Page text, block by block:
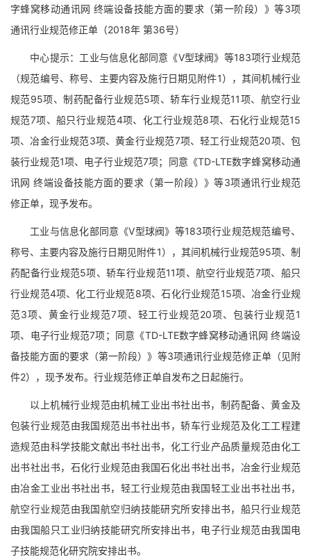
字蜂窝移动通讯网 终端设备技能方面的要求（第一阶段）》等3项
通讯行业规范修正单（2018年 第36号）
中心提示：工业与信息化部同意《V型球阀》等183项行业规范
（规范编号、称号、主要内容及施行日期见附件1），其间机械行业
规范95项、制药配备行业规范5项、轿车行业规范11项、航空行业
规范7项、船只行业规范4项、化工行业规范8项、石化行业规范15
项、冶金行业规范3项、黄金行业规范7项、轻工行业规范20项、包
装行业规范1项、电子行业规范7项；同意《TD-LTE数字蜂窝移动通
讯网 终端设备技能方面的要求（第一阶段）》等3项通讯行业规范
修正单，现予发布。
工业与信息化部同意《V型球阀》等183项行业规范规范编号、
称号、主要内容及施行日期见附件1），其间机械行业规范95项、制
药配备行业规范5项、轿车行业规范11项、航空行业规范7项、船只
行业规范4项、化工行业规范8项、石化行业规范15项、冶金行业规
范3项、黄金行业规范7项、轻工行业规范20项、包装行业规范1
项、电子行业规范7项；同意《TD-LTE数字蜂窝移动通讯网 终端设
备技能方面的要求（第一阶段）》等3项通讯行业规范修正单（见附
件2），现予发布。行业规范修正单自发布之日起施行。
以上机械行业规范由机械工业出书社出书，制药配备、黄金及
包装行业规范由我国规范出书社出书，轿车行业规范及化工工程建
造规范由科学技能文献出书社出书，化工行业产品质量规范由化工
出书社出书，石化行业规范由我国石化出书社出书，冶金行业规范
由冶金工业出书社出书，轻工行业规范由我国轻工业出书社出书，
航空行业规范由我国航空归纳技能研究所安排出书，船只行业规范
由我国船只工业归纳技能研究所安排出书，电子行业规范由我国电
子技能规范化研究院安排出书。